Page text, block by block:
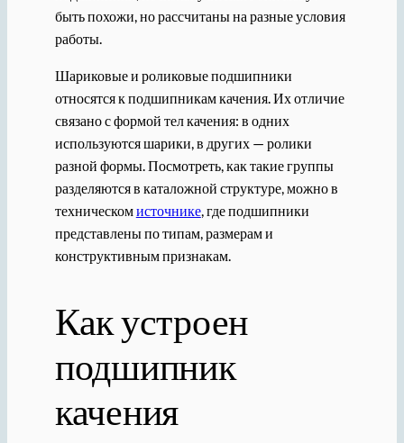
быть похожи, но рассчитаны на разные условия
работы.
Шариковые и роликовые подшипники
относятся к подшипникам качения. Их отличие
связано с формой тел качения: в одних
используются шарики, в других — ролики
разной формы. Посмотреть, как такие группы
разделяются в каталожной структуре, можно в
техническомисточнике, где подшипники
представлены по типам, размерам и
конструктивным признакам.
Как устроен
подшипник
качения